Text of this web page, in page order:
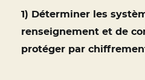
1) Déterminer les
renseignement et de
protéger par